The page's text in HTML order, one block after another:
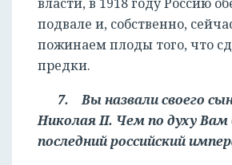
подвале и, собственно,
пожинаем плоды того, что
предки.
7. Вы назвали своего
Николая II. Чем по духу Вам
последний российский